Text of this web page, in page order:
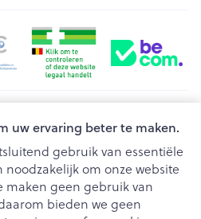
uw ervaring beter te maken.
gebruik van essentiële
noodzakelijk om onze website
maken geen gebruik van
bieden we geen